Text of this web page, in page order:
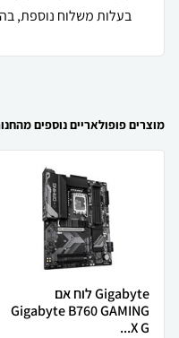
בעלות משלוח נוספת,
מוצרים פופולאריים נוספים
Gigabyte לוח אם
Gigabyte B760 GAMING
X G...